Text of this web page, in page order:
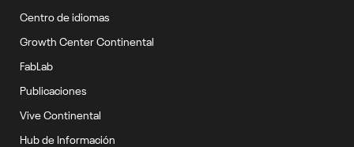
Centro de idiomas
Growth Center Continental
FabLab
Publicaciones
Vive Continental
Hub de Información